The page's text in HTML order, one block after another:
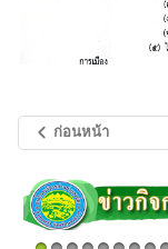
ก่อนหน้า